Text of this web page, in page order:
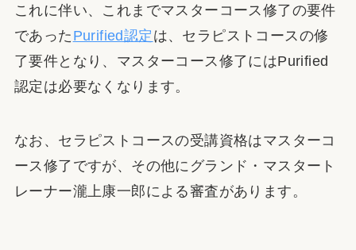
これに伴い、これまでマスターコース修了の要件
であった Purified認定 は、セラピストコースの修
了要件となり、マスターコース修了にはPurified
認定は必要なくなります。
なお、セラピストコースの受講資格はマスターコ
ース修了ですが、その他にグランド・マスタート
レーナー瀧上康一郎による審査があります。